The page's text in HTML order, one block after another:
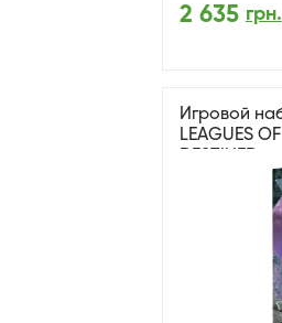
2 635 грн.
Игровой
LEAGUES